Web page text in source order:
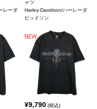
レーダ
ャツ
Harley-Davidson/ハーレーダ
ビッドソン
¥9,790 (税込)